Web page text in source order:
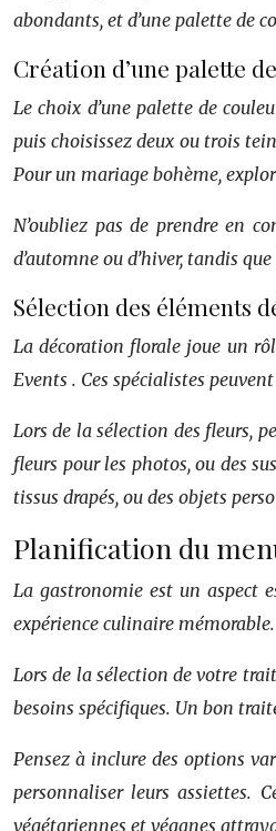
abondants, et d’une palette de
Création d’une palette
Le choix d’une palette de
puis choisissez deux ou trois
Pour un mariage bohème,
N’oubliez pas de prendre en
d’automne ou d’hiver, tandis
Sélection des éléments
La décoration florale joue un
Events . Ces spécialistes
Lors de la sélection des fleurs,
fleurs pour les photos, ou des
tissus drapés, ou des objets
Planification du
La gastronomie est un aspect
expérience culinaire
Lors de la sélection de votre
besoins spécifiques. Un bon
Pensez à inclure des options
personnaliser leurs assiettes.
végétariennes et véganes